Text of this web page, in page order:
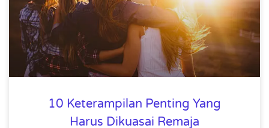
10 Keterampilan Penting Yang
Harus Dikuasai Remaja